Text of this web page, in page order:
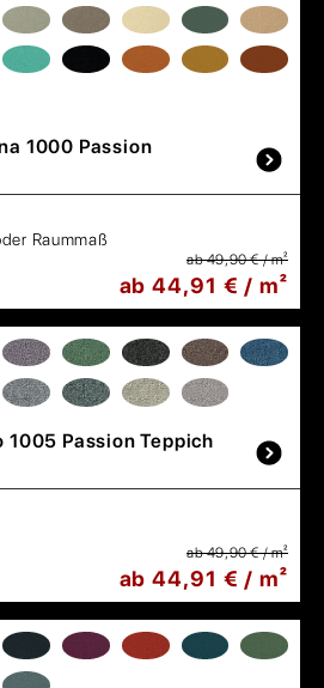
1000 Passion
Raummaß
ab 49,90 € / m²
ab 44,91 € / m²
1005 Passion Teppich
ab 49,90 € / m²
ab 44,91 € / m²